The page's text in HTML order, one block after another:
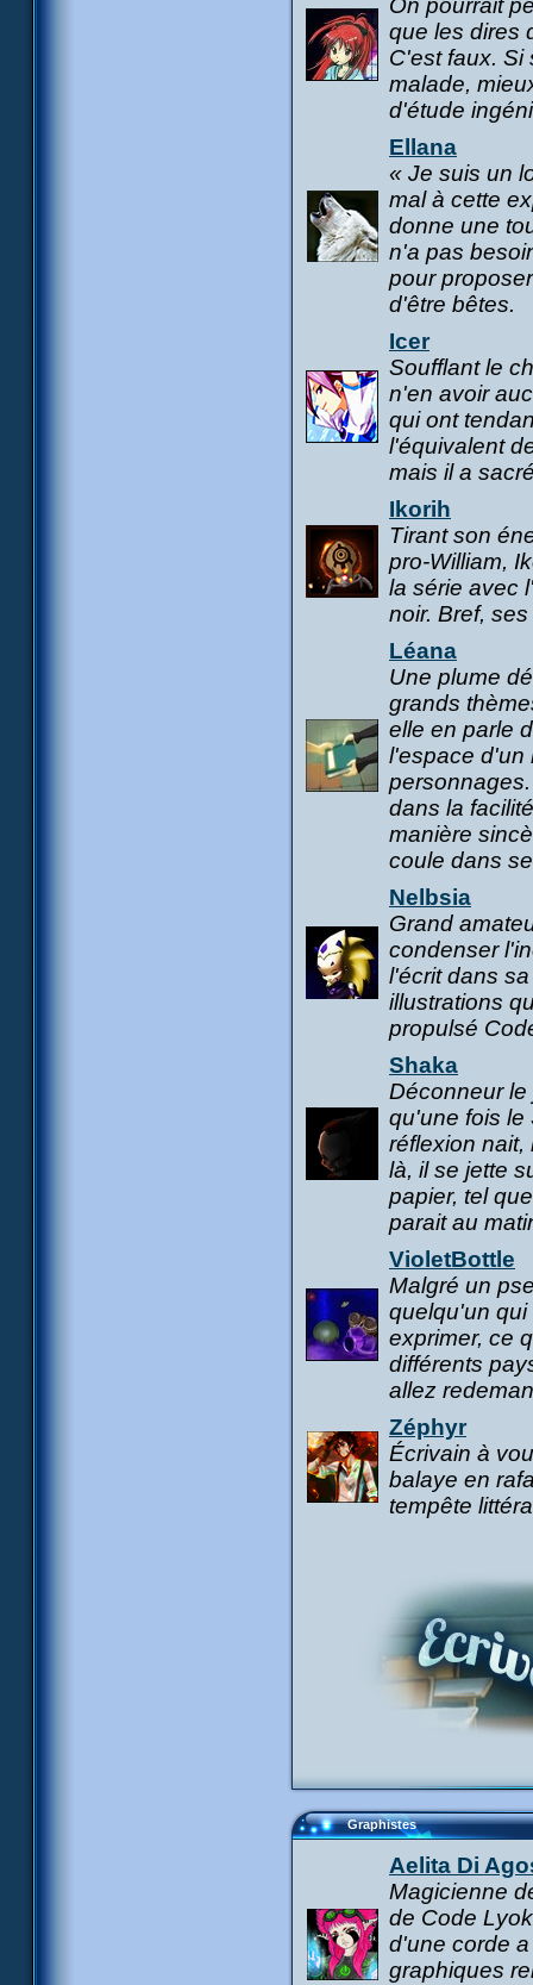
On pourrait
que les dires
C'est faux. Si
malade,
d'étude
Ellana
« Je suis un
mal à cette
donne une
n'a pas
pour
d'être bêtes.
Icer
Soufflant le
n'en avoir
qui ont
l'équivalent
mais il a
Ikorih
Tirant son
pro-William,
la série avec
noir. Bref,
Léana
Une plume
grands
elle en parle
l'espace d'un
dans la
manière
coule dans
Nelbsia
Grand
condenser
l'écrit dans
illustrations
propulsé
Shaka
Déconneur le
qu'une fois le
réflexion
là, il se jette
papier, tel
parait au
VioletBottle
Malgré un
quelqu'un qui
exprimer, ce
différents
allez
Zéphyr
Écrivain à
balaye en
tempête
Graphistes
Aelita Di
Magicienne
de Code
d'une corde
graphiques